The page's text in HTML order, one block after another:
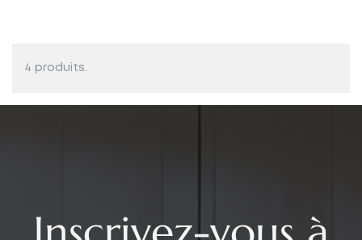
4 produits.